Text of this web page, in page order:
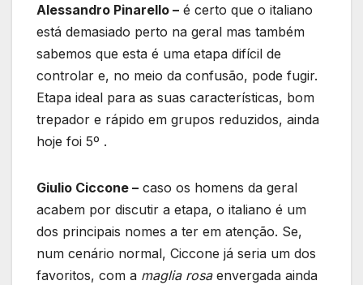
Alessandro Pinarello – é certo que o italiano
está demasiado perto na geral mas também
sabemos que esta é uma etapa difícil de
controlar e, no meio da confusão, pode fugir.
Etapa ideal para as suas características, bom
trepador e rápido em grupos reduzidos, ainda
hoje foi 5º .
Giulio Ciccone – caso os homens da geral
acabem por discutir a etapa, o italiano é um
dos principais nomes a ter em atenção. Se,
num cenário normal, Ciccone já seria um dos
favoritos, com a maglia rosaenvergada ainda